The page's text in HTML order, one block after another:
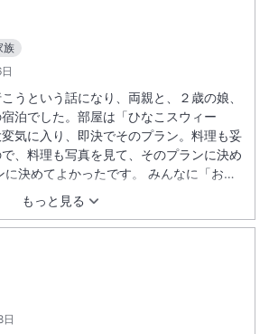
族
もっと見る
うという話になり、両親と、２歳の娘、
泊でした。部屋は「ひなこスウィー
気に入り、即決でそのプラン。料理も妥
、料理も写真を見て、そのプランに決め
に決めてよかったです。 みんなに「お前
だった」といわれました！ 部屋、料理、
はないですが、気持ちよかったです）最
、会席料理にも関わらず、ソフトドリンク
ーム食べ放題は大変うれしかったです。
て、ソフトドリンクを少しお高めの値段
いので、こちらの宿は大変良心的だと思
、ご飯がすすみ、お腹がはち切れそうでし
また来たいのぅ」と言ってたので、また